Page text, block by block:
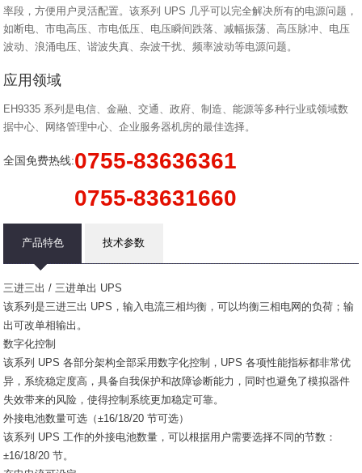
率段，方便用户灵活配置。该系列 UPS 几乎可以完全解决所有的电源问题，
如断电、市电高压、市电低压、电压瞬间跌落、减幅振荡、高压脉冲、电压
波动、浪涌电压、谐波失真、杂波干扰、频率波动等电源问题。
应用领域
EH9335 系列是电信、金融、交通、政府、制造、能源等多种行业或领域数
据中心、网络管理中心、企业服务器机房的最佳选择。
全国免费热线:0755-83636361
0755-83631660
产品特色 技术参数
三进三出 / 三进单出 UPS
该系列是三进三出 UPS，输入电流三相均衡，可以均衡三相电网的负荷；输
出可改单相输出。
数字化控制
该系列 UPS 各部分架构全部采用数字化控制，UPS 各项性能指标都非常优
异，系统稳定度高，具备自我保护和故障诊断能力，同时也避免了模拟器件
失效带来的风险，使得控制系统更加稳定可靠。
外接电池数量可选（±16/18/20 节可选）
该系列 UPS 工作的外接电池数量，可以根据用户需要选择不同的节数：
±16/18/20 节。